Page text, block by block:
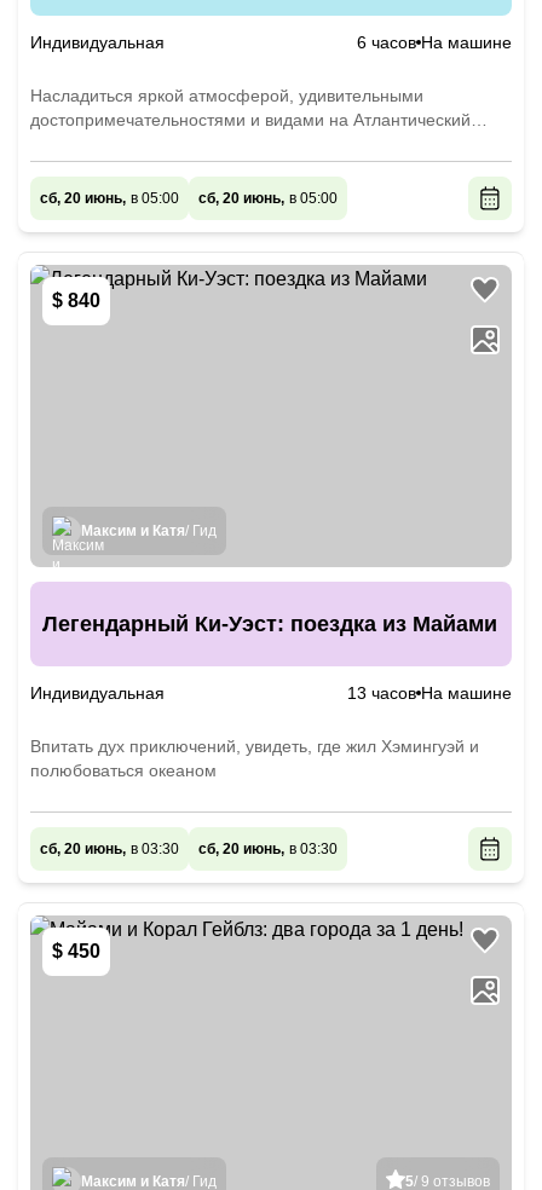
Индивидуальная 6 часов На машине
Насладиться яркой атмосферой, удивительными
достопримечательностями и видами на Атлантический
сб, 20 июнь, в 05:00 сб, 20 июнь, в 05:00
$ 840
Максим и Катя/ Гид
Легендарный Ки-Уэст: поездка из Майами
Индивидуальная 13 часов На машине
Впитать дух приключений, увидеть, где жил Хэмингуэй и
полюбоваться океаном
сб, 20 июнь, в 03:30 сб, 20 июнь, в 03:30
$ 450
5/ 9 отзывов
Максим и Катя/ Гид